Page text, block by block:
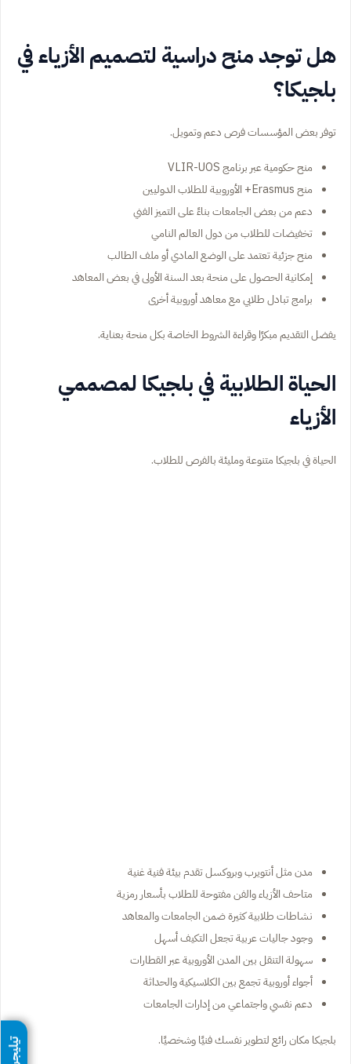
هل توجد منح دراسية لتصميم الأزياء في
بلجيكا؟
توفر بعض المؤسسات فرص دعم وتمويل.
منح حكومية عبر برنامج VLIR-UOS
منح Erasmus+ الأوروبية للطلاب الدوليين
دعم من بعض الجامعات بناءً على التميز الفني
تخفيضات للطلاب من دول العالم النامي
منح جزئية تعتمد على الوضع المادي أو ملف الطالب
إمكانية الحصول على منحة بعد السنة الأولى في بعض المعاهد
برامج تبادل طلابي مع معاهد أوروبية أخرى
يفضل التقديم مبكرًا وقراءة الشروط الخاصة بكل منحة بعناية.
الحياة الطلابية في بلجيكا لمصممي
الأزياء
الحياة في بلجيكا متنوعة ومليئة بالفرص للطلاب.
مدن مثل أنتويرب وبروكسل تقدم بيئة فنية غنية
متاحف الأزياء والفن مفتوحة للطلاب بأسعار رمزية
نشاطات طلابية كثيرة ضمن الجامعات والمعاهد
وجود جاليات عربية تجعل التكيف أسهل
سهولة التنقل بين المدن الأوروبية عبر القطارات
أجواء أوروبية تجمع بين الكلاسيكية والحداثة
دعم نفسي واجتماعي من إدارات الجامعات
بلجيكا مكان رائع لتطوير نفسك فنيًا وشخصيًا.